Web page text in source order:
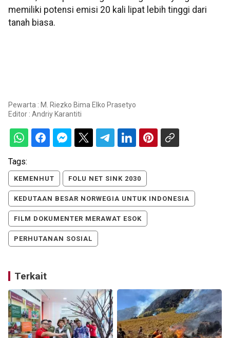
memiliki potensi emisi 20 kali lipat lebih tinggi dari
tanah biasa.
Pewarta : M. Riezko Bima Elko Prasetyo
Editor : Andriy Karantiti
Tags:
KEMENHUT FOLU NET SINK 2030
KEDUTAAN BESAR NORWEGIA UNTUK INDONESIA
FILM DOKUMENTER MERAWAT ESOK
PERHUTANAN SOSIAL
Terkait